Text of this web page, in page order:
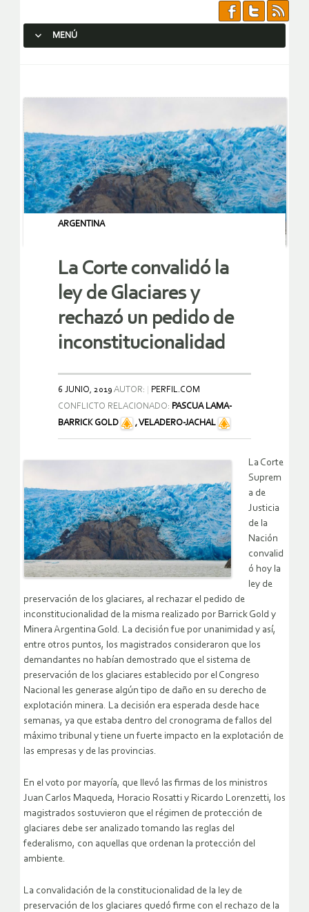
MENÚ
ARGENTINA
La Corte convalidó la
ley de Glaciares y
rechazó un pedido de
inconstitucionalidad
6 JUNIO, 2019 AUTOR:
PERFIL.COM
CONFLICTO RELACIONADO: PASCUA LAMA-
BARRICK GOLD
,VELADERO-JACHAL
La Corte
Suprem
a de
Justicia
de la
Nación
convalid
ó hoy la
ley de
preservación de los glaciares, al rechazar el pedido de
inconstitucionalidad de la misma realizado por Barrick Gold y
Minera Argentina Gold. La decisión fue por unanimidad y así,
entre otros puntos, los magistrados consideraron que los
demandantes no habían demostrado que el sistema de
preservación de los glaciares establecido por el Congreso
Nacional les generase algún tipo de daño en su derecho de
explotación minera. La decisión era esperada desde hace
semanas, ya que estaba dentro del cronograma de fallos del
máximo tribunal y tiene un fuerte impacto en la explotación de
las empresas y de las provincias.
En el voto por mayoría, que llevó las firmas de los ministros
Juan Carlos Maqueda, Horacio Rosatti y Ricardo Lorenzetti, los
magistrados sostuvieron que el régimen de protección de
glaciares debe ser analizado tomando las reglas del
federalismo, con aquellas que ordenan la protección del
ambiente.
La convalidación de la constitucionalidad de la ley de
preservación de los glaciares quedó firme con el rechazo de la